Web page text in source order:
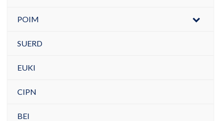
POIM
SUERD
EUKI
CIPN
BEI